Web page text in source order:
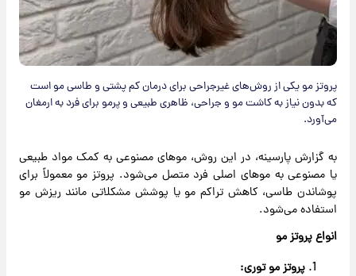
پروتز مو یکی از روش‌های غیرجراحی برای درمان کم پشتی و طاسی مو است
که بدون نیاز به کاشت مو و جراحی، ظاهری طبیعی و پرمو برای فرد به ارمغان
می‌آورد.
به گزارش پارسینه، در این روش، موهای مصنوعی به کمک مواد طبیعی
یا مصنوعی به موهای اصلی فرد متصل می‌شود. پروتز مو معمولاً برای
پوشاندن طاسی، کاهش تراکم مو یا پوشش مشکلاتی مانند ریزش مو
استفاده می‌شود.
انواع پروتز مو
پروتز مو توری: